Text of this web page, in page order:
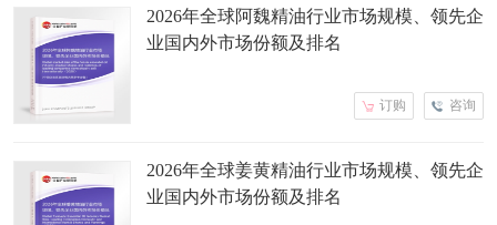
2026年全球阿魏精油行业市场规模、领先企
业国内外市场份额及排名
咨询
订购
2026年全球姜黄精油行业市场规模、领先企
业国内外市场份额及排名